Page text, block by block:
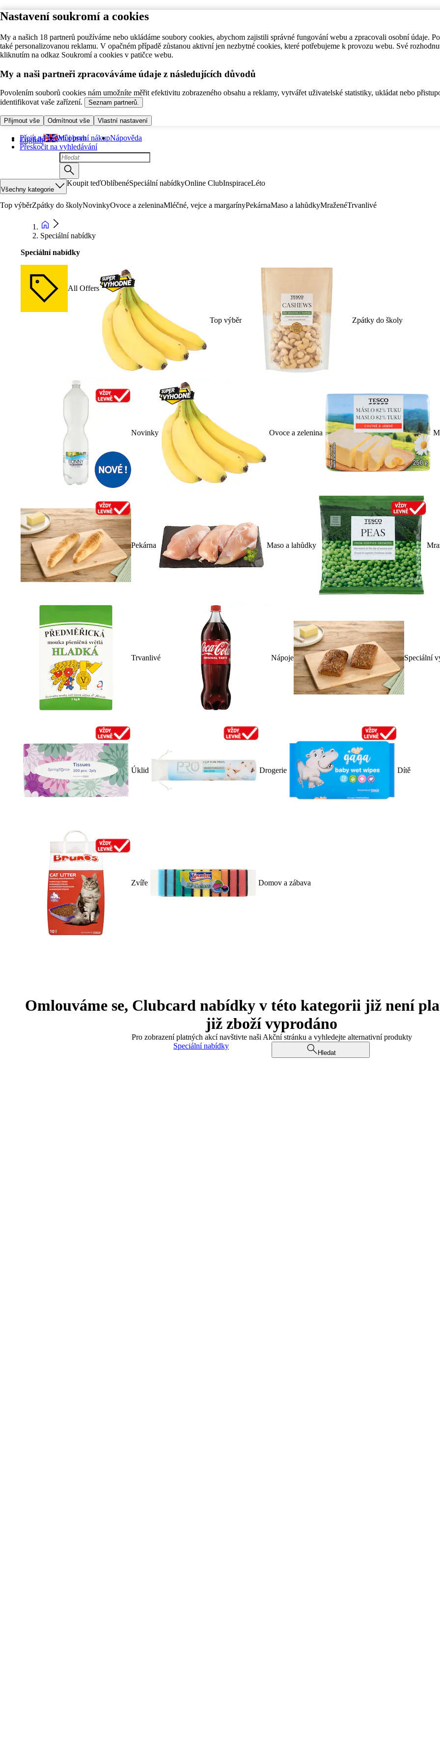
Nastavení soukromí a cookies
My a našich 18 partnerů používáme nebo ukládáme soubory cookies, abychom zajistili správné fungování webu a zpracovali osobní údaje.
také personalizovanou reklamu. V opačném případě zůstanou aktivní jen nezbytné cookies, které potřebujeme k provozu webu. Své
kliknutím na odkaz Soukromí a cookies v patičce webu.
My a naši partneři zpracováváme údaje z následujících důvodů
Povolením souborů cookies nám umožníte měřit efektivitu zobrazeného obsahu a reklamy, vytvářet uživatelské statistiky, ukládat nebo
identifikovat vaše zařízení.
Seznam partnerů.
Přijmout vše Odmítnout vše Vlastní nastavení
Přejít na hlavní obsah
Přeskočit na vyhledávání
English Můj první nákupNápověda
Všechny kategorie
Koupit teďOblíbenéSpeciální nabídkyOnline ClubInspiraceLéto
Top výběrZpátky do školyNovinkyOvoce a zeleninaMléčné, vejce a margarínyPekárnaMaso a lahůdkyMraženéTrvanlivé
Speciální nabídky
Speciální nabídky
All Offers
Top výběr Zpátky do školy
Novinky Ovoce a zelenina
Pekárna Maso a lahůdky
Trvanlivé Nápoje Speciální
Úklid Drogerie Dítě
Zvíře Domov a zábava
Omlouváme se, Clubcard nabídky v této kategorii již není
již zboží vyprodáno
Pro zobrazení platných akcí navštivte naši Akční stránku a vyhledejte alternativní produkty
Speciální nabídky
Hledat